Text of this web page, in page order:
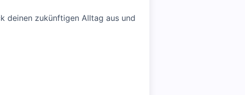
deinen zukünftigen Alltag aus und